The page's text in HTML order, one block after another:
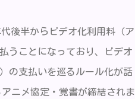
後半からビデオ化利用料（ア
うことになっており、ビデオ
の支払いを巡るルール化が話
ニメ協定・覚書が締結されま